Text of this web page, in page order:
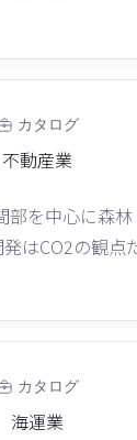
カタログ
不動産業
部を中心に森林
はCO2の観点
カタログ
海運業